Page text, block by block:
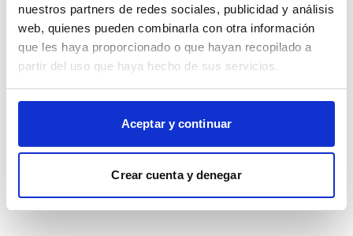
nuestros partners de redes sociales, publicidad y análisis
web, quienes pueden combinarla con otra información
que les haya proporcionado o que hayan recopilado a
partir del uso que haya hecho de sus servicios.
Aceptar y continuar
Crear cuenta y denegar
browser console for more information).